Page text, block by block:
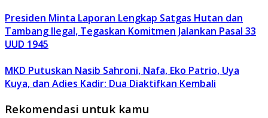
Presiden Minta Laporan Lengkap Satgas Hutan dan
Tambang Ilegal, Tegaskan Komitmen Jalankan Pasal 33
UUD 1945
MKD Putuskan Nasib Sahroni, Nafa, Eko Patrio, Uya
Kuya, dan Adies Kadir: Dua Diaktifkan Kembali
Rekomendasi untuk kamu